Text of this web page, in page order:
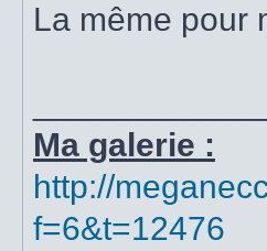
La même pour
Ma galerie :
http://
f=6&t=12476